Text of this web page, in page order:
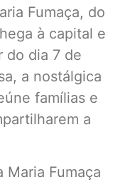
Fumaça, do
à capital e
do dia 7 de
a nostálgica
famílias e
a
Maria Fumaça